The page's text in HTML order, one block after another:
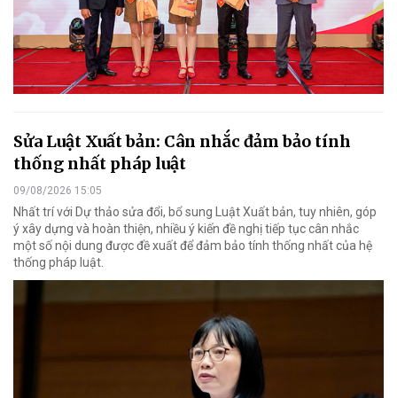
Sửa Luật Xuất bản: Cân nhắc đảm bảo tính
thống nhất pháp luật
09/08/2026 15:05
Nhất trí với Dự thảo sửa đổi, bổ sung Luật Xuất bản, tuy nhiên, góp
ý xây dựng và hoàn thiện, nhiều ý kiến đề nghị tiếp tục cân nhắc
một số nội dung được đề xuất để đảm bảo tính thống nhất của hệ
thống pháp luật.